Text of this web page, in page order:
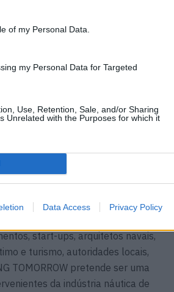
of my Personal Data.
my Personal Data for Targeted
Use, Retention, Sale, and/or Sharing
Unrelated with the Purposes for which it
Data Access Privacy Policy
serão um local de encontro e
start-ups, arquitetos navais,
e turismo, autoridades locais,
TOMORROW pretende ser uma
da indústria náutica de